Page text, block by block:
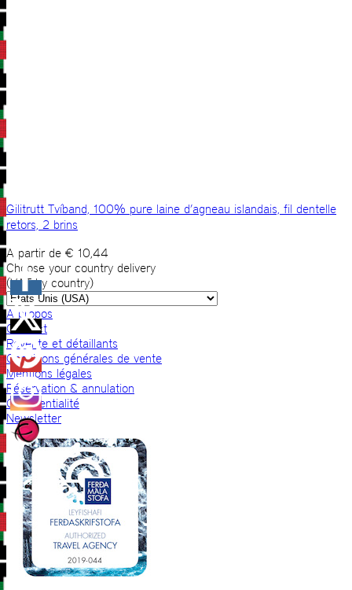
Gilitrutt Tvíband, 100% pure laine d’agneau islandais, fil dentelle
retors, 2 brins
A partir de € 10,44
Choose your country delivery
(VAT by country)
A propos
Contact
Revente et détaillants
Conditions générales de vente
Mentions légales
Réservation & annulation
Confidentialité
Newsletter